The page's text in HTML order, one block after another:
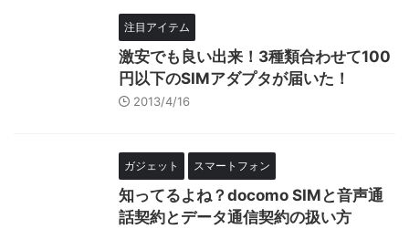
注目アイテム
激安でも良い出来！3種類合わせて100
円以下のSIMアダプタが届いた！
2013/4/16
ガジェット スマートフォン
知ってるよね？docomo SIMと音声通
話契約とデータ通信契約の扱い方